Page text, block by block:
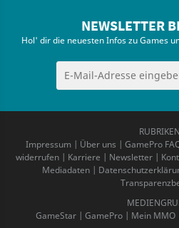
NEWSLETTER
Hol' dir die neuesten Infos zu Games
RUBRIKEN
Impressum| Über uns | GamePro
widerrufen | Karriere | Newsletter |
Mediadaten|
GameStar | GamePro | Mein MMO